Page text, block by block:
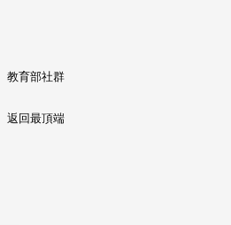
教育部社群
返回最頂端